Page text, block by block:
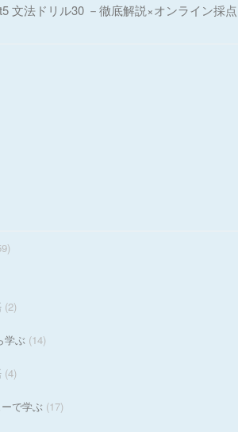
文法ドリル30 －徹底解説×オンライン採点
(2)
学ぶ (14)
(4)
で学ぶ (17)